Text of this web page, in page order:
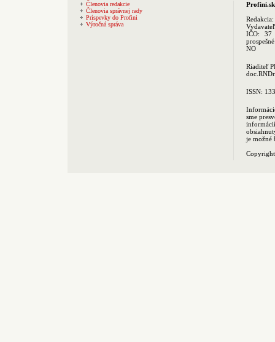
Členovia redakcie
Členovia správnej rady
Príspevky do Profini
Výročná správa
Profini.sk
Redakcia:
IČO: 37
NO
Riaditeľ
ISSN:
sme
je možné